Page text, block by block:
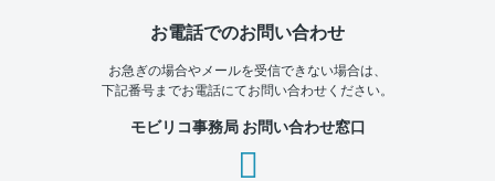
お電話でのお問い合わせ
お急ぎの場合やメールを受信できない場合は、
下記番号までお電話にてお問い合わせください。
モビリコ事務局 お問い合わせ窓口